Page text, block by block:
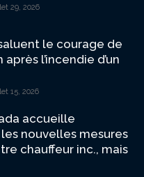
29, 2026
le courage de
l’incendie d’un
15, 2026
accueille
nouvelles mesures
chauffeur inc., mais